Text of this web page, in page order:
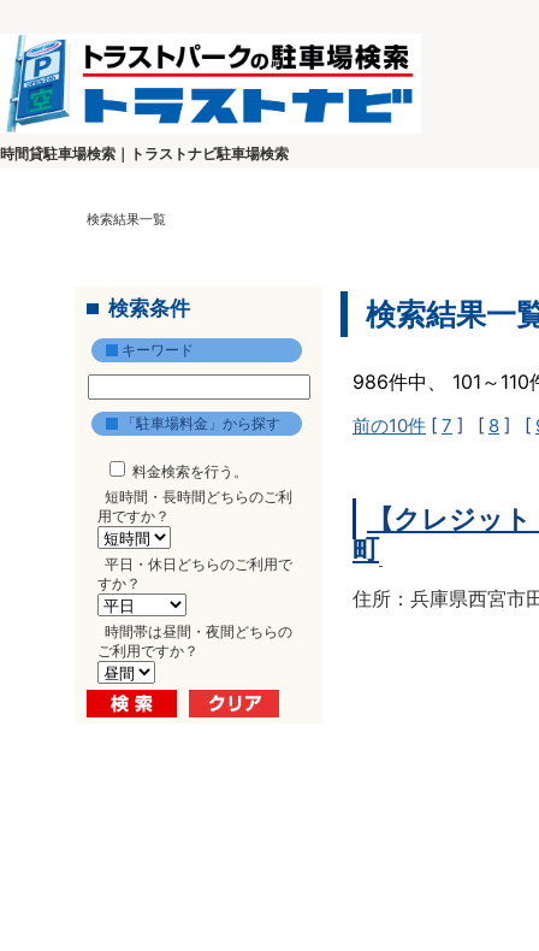
時間貸駐車場検索｜トラストナビ駐車場検索
検索結果一覧
検索条件
キーワード
「駐車場料金」から探す
料金検索を行う。
短時間・長時間どちらのご利
用ですか？
平日・休日どちらのご利用で
すか？
時間帯は昼間・夜間どちらの
ご利用ですか？
検索結果一
986件中、 101～
前の10件 [ 7 ] [ 8 ] [
【クレジッ
町
住所：兵庫県西宮市